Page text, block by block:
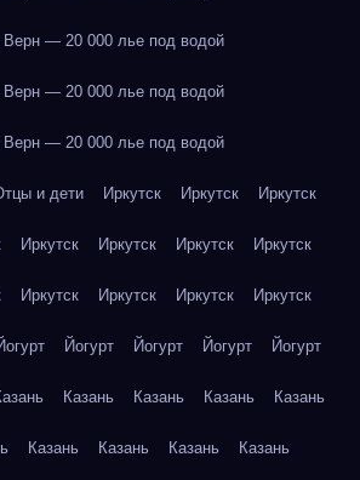
— 20 000 лье под водой
— 20 000 лье под водой
— 20 000 лье под водой
и дети Иркутск Иркутск Иркутск
Иркутск Иркутск Иркутск Иркутск
Иркутск Иркутск Иркутск Иркутск
Йогурт Йогурт Йогурт Йогурт
Казань Казань Казань Казань
Казань Казань Казань Казань